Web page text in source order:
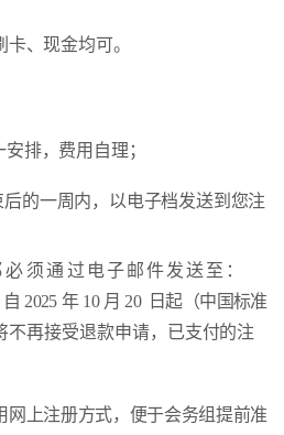
卡、现金均可。
排，费用自理；
的一周内，以电子档发送到您注
必 须 通 过 电 子 邮 件 发 送 至 ：
2025 年 10 月 20
日起（中国标准
不再接受退款申请，已支付的注
网上注册方式，便于会务组提前准